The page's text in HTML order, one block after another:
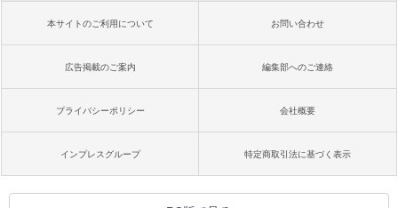
本サイトのご利用について お問い合わせ
広告掲載のご案内 編集部へのご連絡
プライバシーポリシー 会社概要
インプレスグループ 特定商取引法に基づく表示